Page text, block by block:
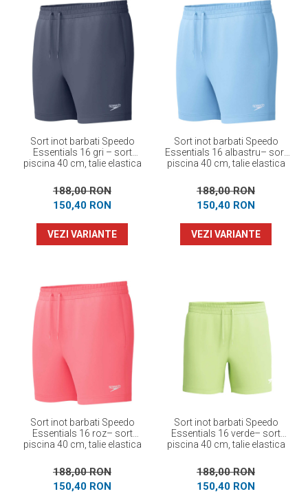
Sort inot barbati Speedo
Essentials 16 gri – sort
piscina 40 cm, talie elastica
188,00 RON
150,40 RON
VEZI VARIANTE
Sort inot barbati Speedo
Essentials 16 albastru– sort
piscina 40 cm, talie elastica
188,00 RON
150,40 RON
VEZI VARIANTE
Sort inot barbati Speedo
Essentials 16 roz– sort
piscina 40 cm, talie elastica
188,00 RON
150,40 RON
Sort inot barbati Speedo
Essentials 16 verde– sort
piscina 40 cm, talie elastica
188,00 RON
150,40 RON